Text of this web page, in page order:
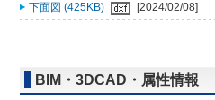
下面図 (425KB)
[2024/02/08]
BIM・3DCAD・属性情報